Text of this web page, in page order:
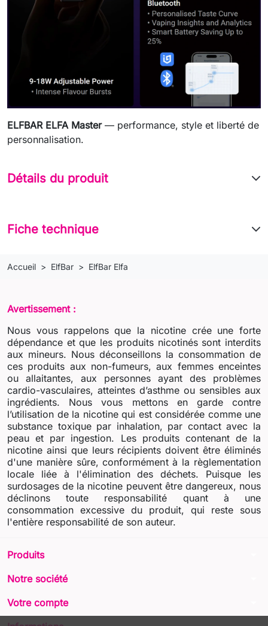
ELFBAR ELFA Master— performance, style et liberté de
personnalisation.
Détails du produit
Fiche technique
Accueil ElfBar ElfBar Elfa
Avertissement :
Nous vous rappelons que la nicotine crée une forte
dépendance et que les produits nicotinés sont interdits
aux mineurs. Nous déconseillons la consommation de
ces produits aux non-fumeurs, aux femmes enceintes
ou allaitantes, aux personnes ayant des problèmes
cardio-vasculaires, atteintes d’asthme ou sensibles aux
ingrédients. Nous vous mettons en garde contre
l’utilisation de la nicotine qui est considérée comme une
substance toxique par inhalation, par contact avec la
peau et par ingestion. Les produits contenant de la
nicotine ainsi que leurs récipients doivent être éliminés
d'une manière sûre, conformément à la règlementation
locale liée à l'élimination des déchets. Puisque les
surdosages de la nicotine peuvent être dangereux, nous
déclinons toute responsabilité quant à une
consommation excessive du produit, qui reste sous
l'entière responsabilité de son auteur.
Produits
Notre société
Votre compte